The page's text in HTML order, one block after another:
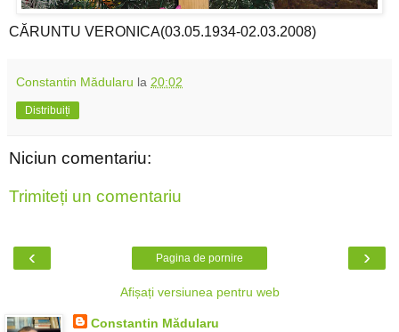
CĂRUNTU VERONICA(03.05.1934-02.03.2008)
Constantin Mădularu la 20:02
Distribuiți
Niciun comentariu:
Trimiteți un comentariu
‹ ›
Pagina de pornire
Afișați versiunea pentru web
Constantin Mădularu